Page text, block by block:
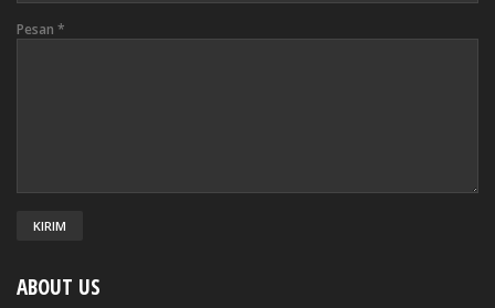
Pesan *
ABOUT US